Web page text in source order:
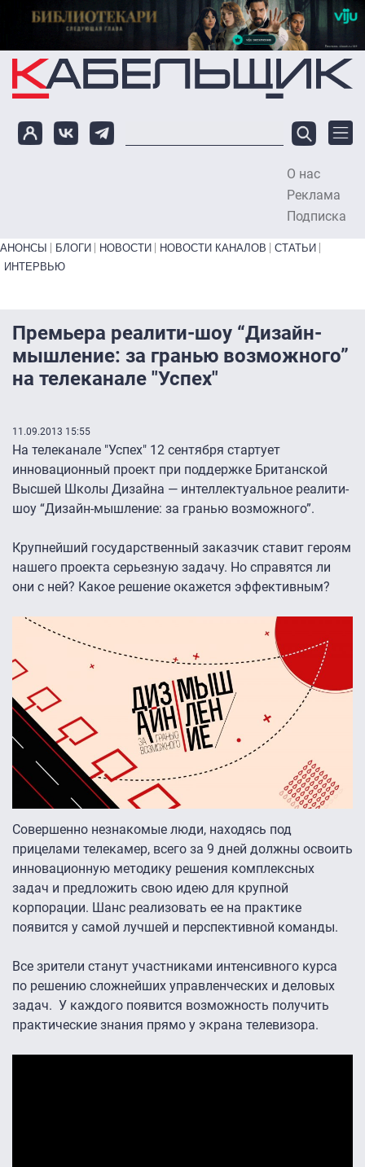
Перейти к основному содержанию
О нас
Реклама
Подписка
Primary links bottom
АНОНСЫ БЛОГИ НОВОСТИ НОВОСТИ КАНАЛОВ
СТАТЬИ
ИНТЕРВЬЮ
Премьера реалити-шоу “Дизайн-
мышление: за гранью возможного”
на телеканале "Успех"
11.09.2013 15:55
На телеканале "Успех" 12 сентября стартует
инновационный проект при поддержке Британской
Высшей Школы Дизайна — интеллектуальное реалити-
шоу “Дизайн-мышление: за гранью возможного”.
Крупнейший государственный заказчик ставит героям
нашего проекта серьезную задачу. Но справятся ли
они с ней? Какое решение окажется эффективным?
Совершенно незнакомые люди, находясь под
прицелами телекамер, всего за 9 дней должны освоить
инновационную методику решения комплексных
задач и предложить свою идею для крупной
корпорации. Шанс реализовать ее на практике
появится у самой лучшей и перспективной команды.
Все зрители станут участниками интенсивного курса
по решению сложнейших управленческих и деловых
задач. У каждого появится возможность получить
практические знания прямо у экрана телевизора.